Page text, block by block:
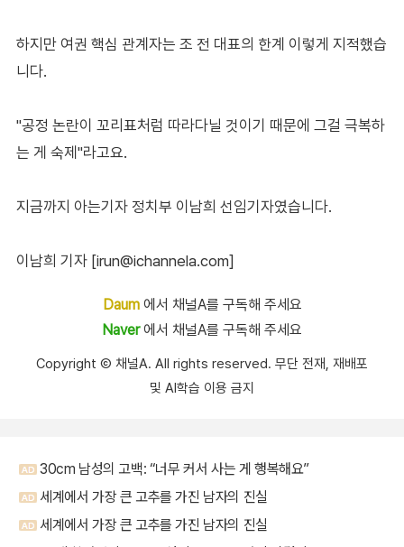
하지만 여권 핵심 관계자는 조 전 대표의 한계 이렇게 지적했습
니다.
"공정 논란이 꼬리표처럼 따라다닐 것이기 때문에 그걸 극복하
는 게 숙제"라고요.
지금까지 아는기자 정치부 이남희 선임기자였습니다.
이남희 기자 [irun@ichannela.com]
Daum에서 채널A를 구독해 주세요
Naver에서 채널A를 구독해 주세요
Copyright Ⓒ 채널A. All rights reserved. 무단 전재, 재배포
및 AI학습 이용 금지